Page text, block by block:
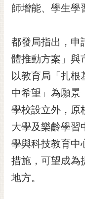
本
隱
私
權
及
安
全
政
策
網
資
料
師增能、學生學
都發局指出，申
體推動方案」與
以教育局「扎根
中希望」為願景
學校設立外，原
大學及樂齡學習
學與科技教育中
措施，可望成為
地方。